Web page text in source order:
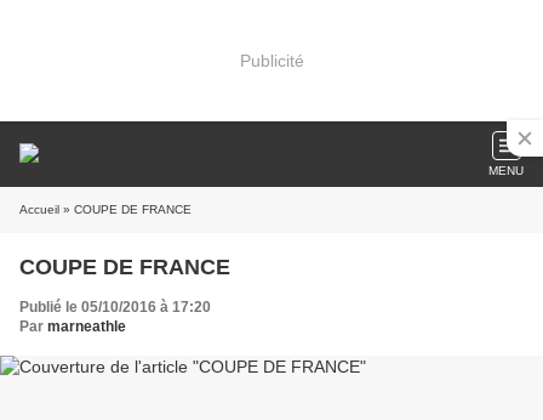
Publicité
MENU
Accueil » COUPE DE FRANCE
COUPE DE FRANCE
Publié le 05/10/2016 à 17:20
Par marneathle